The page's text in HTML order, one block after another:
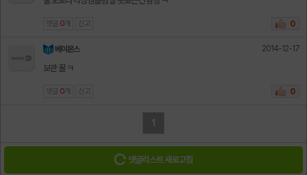
댓글 0 개 신고 0
베이몬스 2014-12-17
보관 꿀 ㅋ
댓글 0 개 신고 0
1
댓글리스트 새로고침